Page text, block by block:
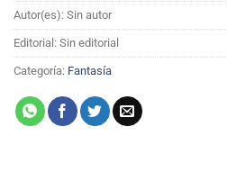
Autor(es): Sin autor
Editorial: Sin editorial
Categoría: Fantasía